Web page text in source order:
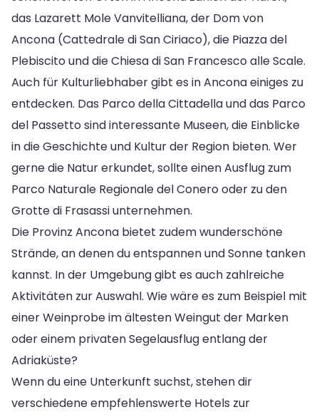
das Lazarett Mole Vanvitelliana, der Dom von
Ancona (Cattedrale di San Ciriaco), die Piazza del
Plebiscito und die Chiesa di San Francesco alle Scale.
Auch für Kulturliebhaber gibt es in Ancona einiges zu
entdecken. Das Parco della Cittadella und das Parco
del Passetto sind interessante Museen, die Einblicke
in die Geschichte und Kultur der Region bieten. Wer
gerne die Natur erkundet, sollte einen Ausflug zum
Parco Naturale Regionale del Conero oder zu den
Grotte di Frasassi unternehmen.
Die Provinz Ancona bietet zudem wunderschöne
Strände, an denen du entspannen und Sonne tanken
kannst. In der Umgebung gibt es auch zahlreiche
Aktivitäten zur Auswahl. Wie wäre es zum Beispiel mit
einer Weinprobe im ältesten Weingut der Marken
oder einem privaten Segelausflug entlang der
Adriaküste?
Wenn du eine Unterkunft suchst, stehen dir
verschiedene empfehlenswerte Hotels zur